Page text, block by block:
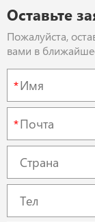
Оставьте
Пожалуйста,
вами в
*
*